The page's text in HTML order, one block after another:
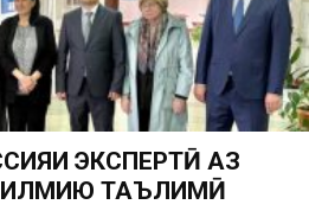
ЭКСПЕРТӢ АЗ
ИЛМИЮ ТАЪЛИМӢ